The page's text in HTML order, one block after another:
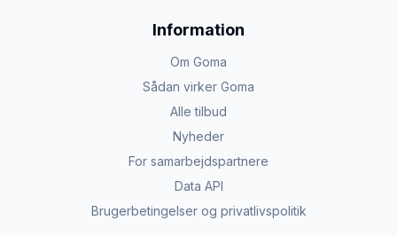
Information
Om Goma
Sådan virker Goma
Alle tilbud
Nyheder
For samarbejdspartnere
Data API
Brugerbetingelser og privatlivspolitik